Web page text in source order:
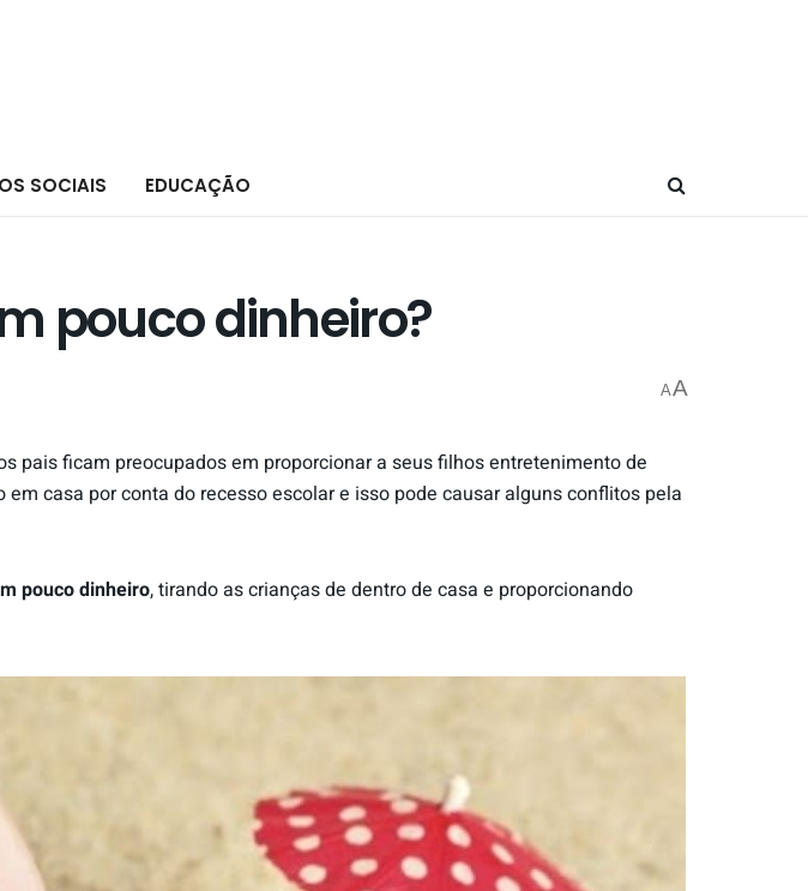
SOCIAIS EDUCAÇÃO
pouco dinheiro?
AA
pais ficam preocupados em proporcionar a seus filhos entretenimento de
casa por conta do recesso escolar e isso pode causar alguns conflitos pela
pouco dinheiro, tirando as crianças de dentro de casa e proporcionando